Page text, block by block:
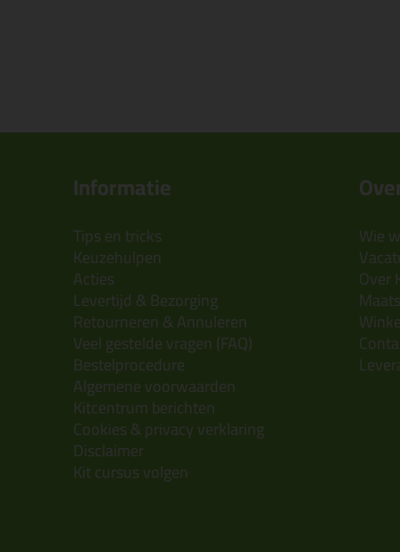
Informatie
Tips en tricks
Keuzehulpen
Acties
Levertijd & Bezorging
Retourneren & Annuleren
Veel gestelde vragen (FAQ)
Bestelprocedure
Algemene voorwaarden
Kitcentrum berichten
Cookies & privacy verklaring
Disclaimer
Kit cursus volgen
Wie
Over